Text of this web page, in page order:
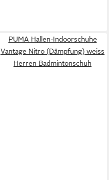
PUMA Hallen-Indoorschuhe
Vantage Nitro (Dämpfung) weiss
Herren Badmintonschuh